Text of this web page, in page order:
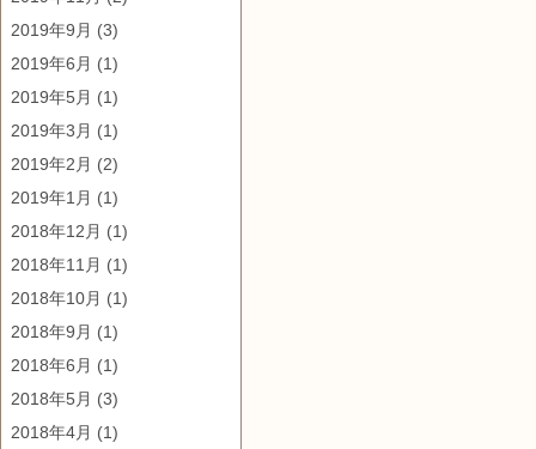
2019年9月 (3)
2019年6月 (1)
2019年5月 (1)
2019年3月 (1)
2019年2月 (2)
2019年1月 (1)
2018年12月 (1)
2018年11月 (1)
2018年10月 (1)
2018年9月 (1)
2018年6月 (1)
2018年5月 (3)
2018年4月 (1)